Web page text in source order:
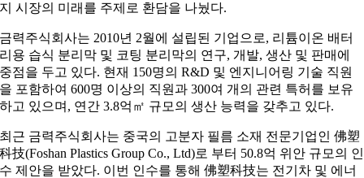
지 시장의 미래를 주제로 환담을 나눴다.
금력주식회사는 2010년 2월에 설립된 기업으로, 리튬이온 배터
리용 습식 분리막 및 코팅 분리막의 연구, 개발, 생산 및 판매에
중점을 두고 있다. 현재 150명의 R&D 및 엔지니어링 기술 직원
을 포함하여 600명 이상의 직원과 300여 개의 관련 특허를 보유
하고 있으며, 연간 3.8억㎡ 규모의 생산 능력을 갖추고 있다.
최근 금력주식회사는 중국의 고분자 필름 소재 전문기업인 佛塑
科技(Foshan Plastics Group Co., Ltd)로 부터 50.8억 위안 규모의 인
수 제안을 받았다. 이번 인수를 통해 佛塑科技는 전기차 및 에너